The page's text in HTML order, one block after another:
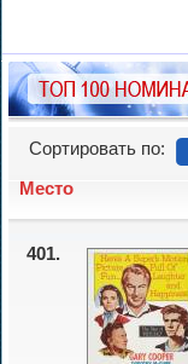
Сортировать по:
Место
401.